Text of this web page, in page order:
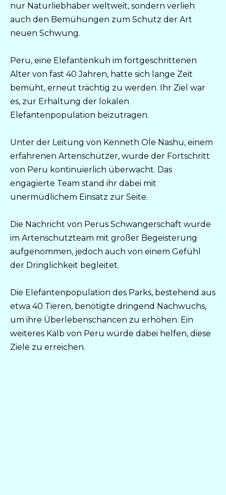
nur Naturliebhaber weltweit, sondern verlieh
auch den Bemühungen zum Schutz der Art
neuen Schwung.
Peru, eine Elefantenkuh im fortgeschrittenen
Alter von fast 40 Jahren, hatte sich lange Zeit
bemüht, erneut trächtig zu werden. Ihr Ziel war
es, zur Erhaltung der lokalen
Elefantenpopulation beizutragen.
Unter der Leitung von Kenneth Ole Nashu, einem
erfahrenen Artenschützer, wurde der Fortschritt
von Peru kontinuierlich überwacht. Das
engagierte Team stand ihr dabei mit
unermüdlichem Einsatz zur Seite.
Die Nachricht von Perus Schwangerschaft wurde
im Artenschutzteam mit großer Begeisterung
aufgenommen, jedoch auch von einem Gefühl
der Dringlichkeit begleitet.
Die Elefantenpopulation des Parks, bestehend aus
etwa 40 Tieren, benötigte dringend Nachwuchs,
um ihre Überlebenschancen zu erhöhen. Ein
weiteres Kalb von Peru würde dabei helfen, diese
Ziele zu erreichen.